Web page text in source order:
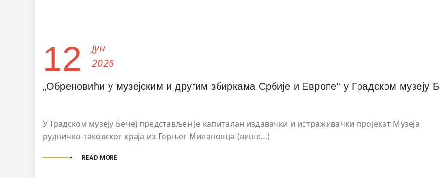
12
Јун
2026
„Обреновићи у музејским и другим збиркама Србије и Европе“ у Градском музеју
У Градском музеју Бечеј представљен је капиталан издавачки и истраживачки пројекат Музеја
рудничко-таковског краја из Горњег Милановца (више…)
READ MORE